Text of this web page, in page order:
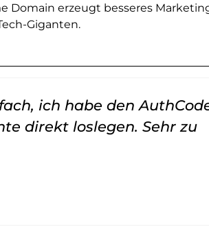
Domain erzeugt besseres
Giganten.
ich habe den
direkt loslegen. Sehr zu